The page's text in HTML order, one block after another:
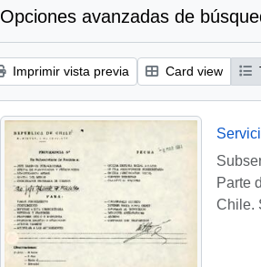
Opciones avanzadas de
Imprimir vista previa Card view
Parte
Chile.